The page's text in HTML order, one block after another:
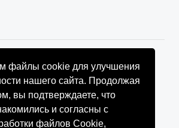
файлы cookie для улучшения
нашего сайта. Продолжая
вы подтверждаете, что
и согласны с
файлов Cookie,
ФОНДА